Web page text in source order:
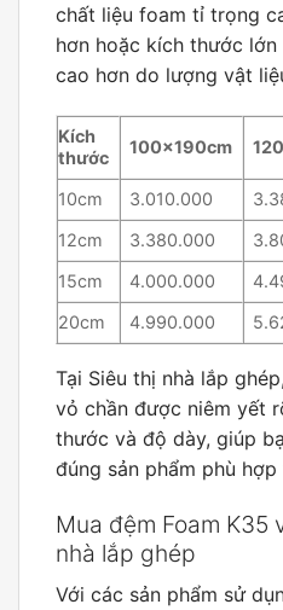
chất liệu foam tỉ trọng
hơn hoặc kích thước
cao hơn do lượng vật
Kích
thước
100x190cm
10cm 3.010.000
12cm
3.380.000
15cm
4.000.000
20cm
4.990.000
Tại Siêu thị nhà lắp
vỏ chần được niêm yết
thước và độ dày, giúp
đúng sản phẩm phù
Mua đệm Foam K35
nhà lắp ghép
Với các sản phẩm sử